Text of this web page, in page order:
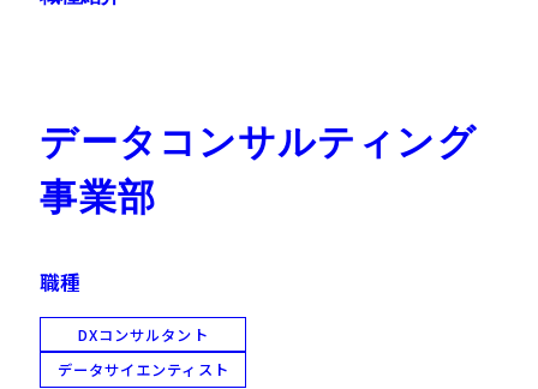
データコンサルティング
事業部
職種
DXコンサルタント
データサイエンティスト